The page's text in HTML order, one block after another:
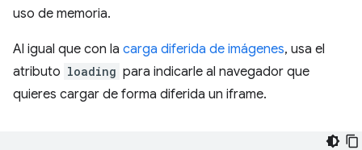
uso de memoria.
Al igual que con la carga diferida de imágenes, usa el
atributo loading para indicarle al navegador que
quieres cargar de forma diferida un iframe.